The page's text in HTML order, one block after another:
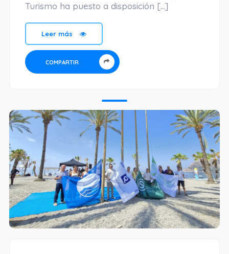
Turismo ha puesto a disposición […]
Leer más
COMPARTIR